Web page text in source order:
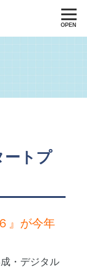
OPEN
ートプ
』が今年
・デジタル